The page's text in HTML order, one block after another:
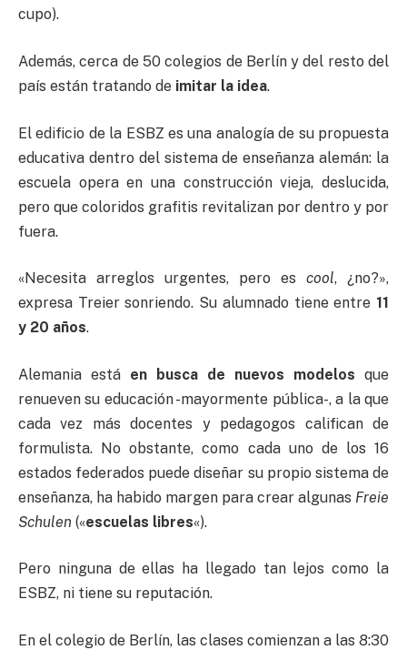
cupo).
Además, cerca de 50 colegios de Berlín y del resto del
país están tratando de imitar la idea.
El edificio de la ESBZ es una analogía de su propuesta
educativa dentro del sistema de enseñanza alemán: la
escuela opera en una construcción vieja, deslucida,
pero que coloridos grafitis revitalizan por dentro y por
fuera.
«Necesita arreglos urgentes, pero es cool, ¿no?»,
expresa Treier sonriendo. Su alumnado tiene entre 11
y 20 años.
Alemania está en busca de nuevos modelos que
renueven su educación -mayormente pública-, a la que
cada vez más docentes y pedagogos califican de
formulista. No obstante, como cada uno de los 16
estados federados puede diseñar su propio sistema de
enseñanza, ha habido margen para crear algunas Freie
Schulen («escuelas libres«).
Pero ninguna de ellas ha llegado tan lejos como la
ESBZ, ni tiene su reputación.
En el colegio de Berlín, las clases comienzan a las 8:30